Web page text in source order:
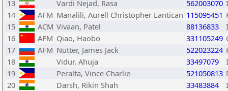
13
Vardi Nejad, Rasa 562003070
14
AFM Manalili, Aurell Christopher Lantican 115095451
15
ACM Vivaan, Patel 88136833
16
AFM Qiao, Haobo 331105249
17
AFM Nutter, James Jack 522023224
18
Vidur, Ahuja 33497079
19
Peralta, Vince Charlie 521050813
20
Darsh, Rikin Shah 33483884